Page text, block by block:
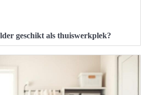
geschikt als thuiswerkplek?